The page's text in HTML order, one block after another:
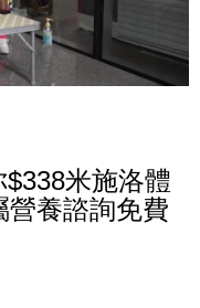
$338米施洛體
營養諮詢免費